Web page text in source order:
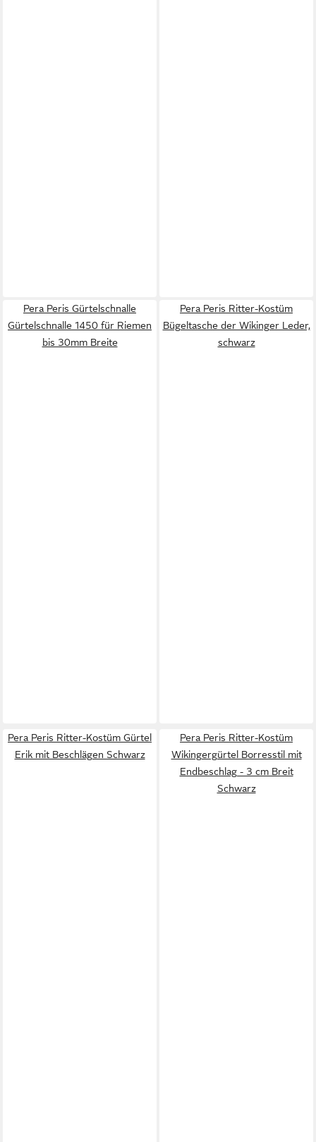
Pera Peris Gürtelschnalle
Gürtelschnalle 1450 für Riemen
bis 30mm Breite
Pera Peris Ritter-Kostüm
Bügeltasche der Wikinger Leder,
schwarz
Pera Peris Ritter-Kostüm Gürtel
Erik mit Beschlägen Schwarz
Pera Peris Ritter-Kostüm
Wikingergürtel Borresstil mit
Endbeschlag - 3 cm Breit
Schwarz